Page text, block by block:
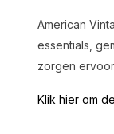
American
essentials,
zorgen
Klik hier om